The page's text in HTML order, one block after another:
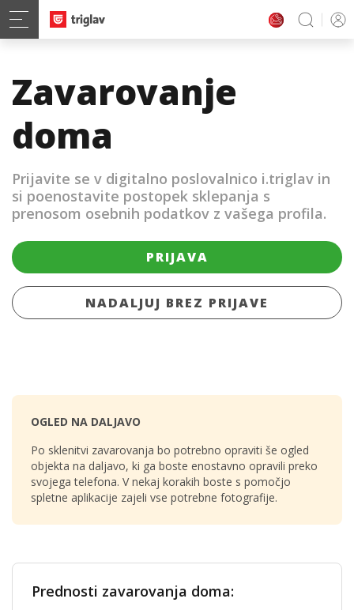
Zavarovanje
doma
Prijavite se v digitalno poslovalnico i.triglav in
si poenostavite postopek sklepanja s
prenosom osebnih podatkov z vašega profila.
PRIJAVA
NADALJUJ BREZ PRIJAVE
OGLED NA DALJAVO
Po sklenitvi zavarovanja bo potrebno opraviti še ogled
objekta na daljavo, ki ga boste enostavno opravili preko
svojega telefona. V nekaj korakih boste s pomočjo
spletne aplikacije zajeli vse potrebne fotografije.
Prednosti zavarovanja doma: